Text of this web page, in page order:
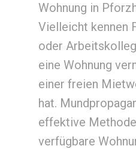
Wohnung in
Vielleicht kennen
oder
eine Wohnung
einer freien
hat.
effektive
verfügbare